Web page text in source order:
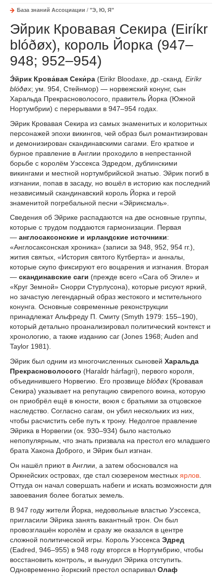
База знаний Ассоциации / "Э, Ю, Я"
Эйрик Кровавая Секира (Eiríkr
blóðøx), король Йорка (947–
948; 952–954)
Э́йрик Крова́вая Секи́ра (Eirikr Bloodaxe, др.-сканд. Eiríkr
blóðøx; ум. 954, Стейнмор) — норвежский конунг, сын
Харальда Прекрасноволосого, правитель Йорка (Южной
Нортумбрии) с перерывами в 947–954 годах.
Эйрик Кровавая Секира из самых знаменитых и колоритных
персонажей эпохи викингов, чей образ был романтизирован
и демонизирован скандинавскими сагами. Его краткое и
бурное правление в Англии проходило в непрестанной
борьбе с королём Уэссекса Эдредом, дублинскими
викингами и местной нортумбрийской знатью. Эйрик погиб в
изгнании, попав в засаду, но вошёл в историю как последний
независимый скандинавский король Йорка и герой
знаменитой погребальной песни «Эйриксмаль».
Сведения об Эйрике распадаются на две основные группы,
которые с трудом поддаются гармонизации. Первая
— англосаксонские и ирландские источники:
«Англосаксонская хроника» (записи за 948, 952, 954 гг.),
жития святых, «История святого Кутберта» и анналы,
которые скупо фиксируют его воцарения и изгнания. Вторая
— скандинавские саги (прежде всего «Сага об Эгиле» и
«Круг Земной» Снорри Стурлусона), которые рисуют яркий,
но зачастую легендарный образ жестокого и мстительного
конунга. Основные современные реконструкции
принадлежат Альфреду П. Смиту (Smyth 1979: 155–190),
который детально проанализировал политический контекст и
хронологию, а также изданию саг (Jones 1968; Auden and
Taylor 1981).
Эйрик был одним из многочисленных сыновей Харальда
Прекрасноволосого (Haraldr hárfagri), первого короля,
объединившего Норвегию. Его прозвище blóðøx (Кровавая
Секира) указывает на репутацию свирепого воина, которую
он приобрёл ещё в юности, воюя с братьями за отцовское
наследство. Согласно сагам, он убил нескольких из них,
чтобы расчистить себе путь к трону. Недолгое правление
Эйрика в Норвегии (ок. 930–934) было настолько
непопулярным, что знать призвала на престол его младшего
брата Хакона Доброго, и Эйрик был изгнан.
Он нашёл приют в Англии, а затем обосновался на
Оркнейских островах, где стал сюзереном местных ярлов
Оттуда он начал совершать набеги и искать возможности для
завоевания более богатых земель.
В 947 году жители Йорка, недовольные властью Уэссекса,
пригласили Эйрика занять вакантный трон. Он был
провозглашён королём и сразу же оказался в центре
сложной политической игры. Король Уэссекса Эдред
(Eadred, 946–955) в 948 году вторгся в Нортумбрию, чтобы
восстановить контроль, и вынудил Эйрика отступить.
Одновременно йоркский престол оспаривал Олаф